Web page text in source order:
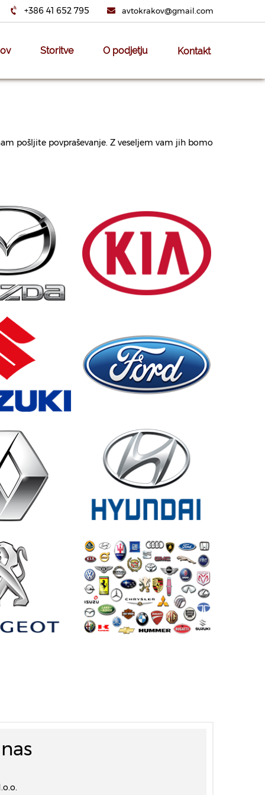
+386 41 652 795 avtokrakov@gmail.com
Storitve O podjetju Kontakt
pošljite povpraševanje. Z veseljem vam jih bomo